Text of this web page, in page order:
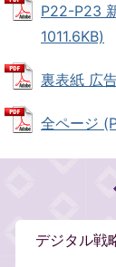
P22-P23
1011.6KB)
裏表紙 広
全ページ
デジタル戦